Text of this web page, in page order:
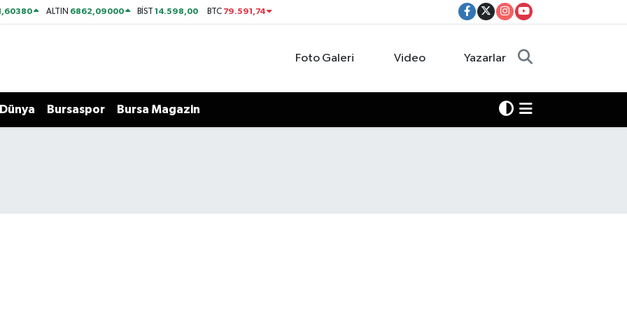
ALTIN 6862,09000 BİST14.598,00 BTC 79.591,74
Foto Galeri Video Yazarlar
Dünya Bursaspor Bursa Magazin